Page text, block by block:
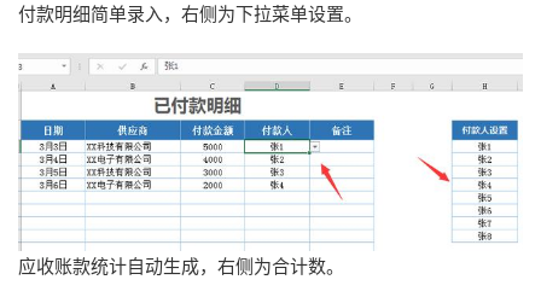
付款明细简单录入，右侧为下拉菜单设置。
应收账款统计自动生成，右侧为合计数。